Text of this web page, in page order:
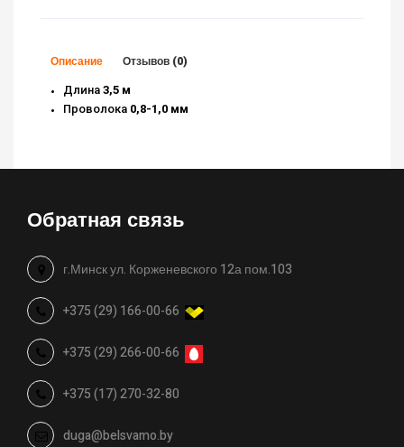
Описание Отзывов (0)
Длина 3,5 м
Проволока 0,8-1,0 мм
Обратная связь
г.Минск ул. Корженевского 12а пом.103
+375 (29) 166-00-66
+375 (29) 266-00-66
+375 (17) 270-32-80
duga@belsvamo.by